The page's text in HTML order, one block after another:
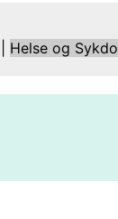
Helse og